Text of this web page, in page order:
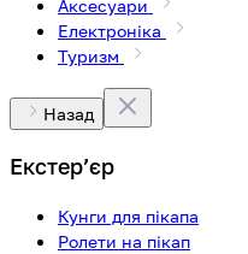
Аксесуари
Електроніка
Туризм
Назад
Екстерʼєр
Кунги для пікапа
Ролети на пікап